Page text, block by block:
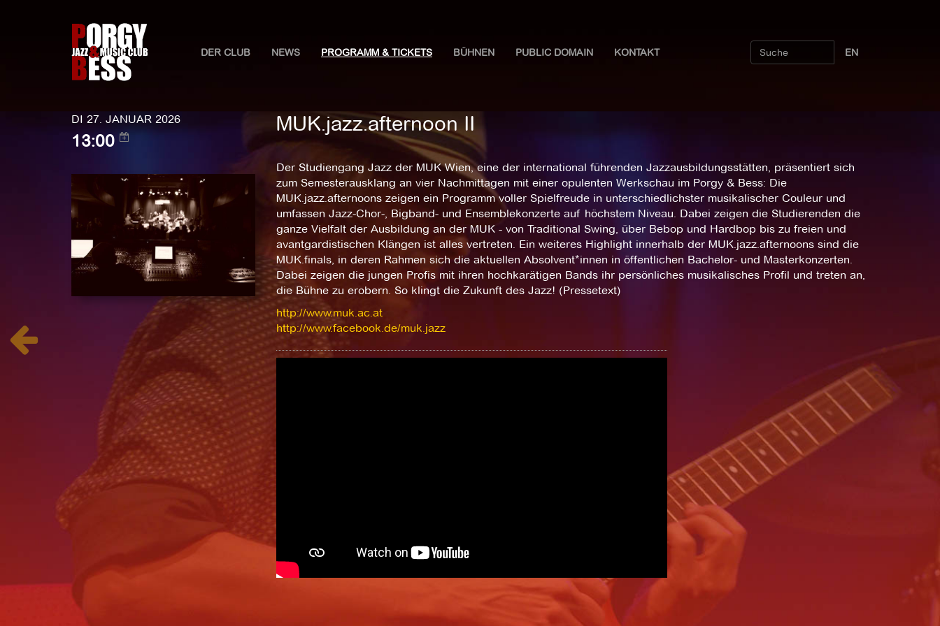
DER CLUB NEWS PROGRAMM & TICKETS BÜHNEN PUBLIC DOMAIN KONTAKT EN
DI 27. JANUAR 2026
13:00
MUK.jazz.afternoon II
Der Studiengang Jazz der MUK Wien, eine der international führenden Jazzausbildungsstätten, präsentiert sich
zum Semesterausklang an vier Nachmittagen mit einer opulenten Werkschau im Porgy & Bess: Die
MUK.jazz.afternoons zeigen ein Programm voller Spielfreude in unterschiedlichster musikalischer Couleur und
umfassen Jazz-Chor-, Bigband- und Ensemblekonzerte auf höchstem Niveau. Dabei zeigen die Studierenden die
ganze Vielfalt der Ausbildung an der MUK - von Traditional Swing, über Bebop und Hardbop bis zu freien und
avantgardistischen Klängen ist alles vertreten. Ein weiteres Highlight innerhalb der MUK.jazz.afternoons sind die
MUK.finals, in deren Rahmen sich die aktuellen Absolvent*innen in öffentlichen Bachelor- und Masterkonzerten.
Dabei zeigen die jungen Profis mit ihren hochkarätigen Bands ihr persönliches musikalisches Profil und treten an,
die Bühne zu erobern. So klingt die Zukunft des Jazz! (Pressetext)
http://www.muk.ac.at
http://www.facebook.de/muk.jazz